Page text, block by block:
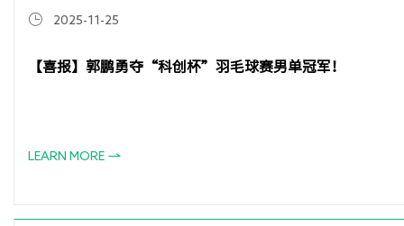
2025-11-25
【喜报】郭鹏勇夺“科创杯”羽毛球赛男单冠军！
LEARN MORE